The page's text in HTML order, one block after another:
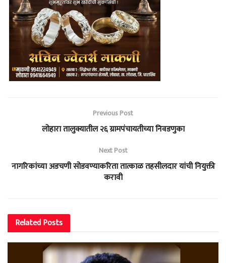
Previous Post
लोहारा तालुक्यातील २६ ग्रामपंचायतीच्या निवडणुका
Next Post
नागरिकांच्या अडचणी सोडवण्याकरिता तात्काळ तहसीलदार यांची नियुक्ती
करावी
RelatedPosts